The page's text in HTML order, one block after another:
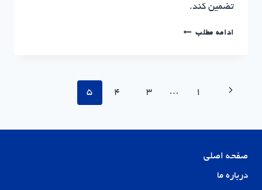
تضمین کند.
ادامه مطلبمناطق
شرکت
پیمایش
صفحه 1
…
3
4
5
صفحه اصلی
درباره ما